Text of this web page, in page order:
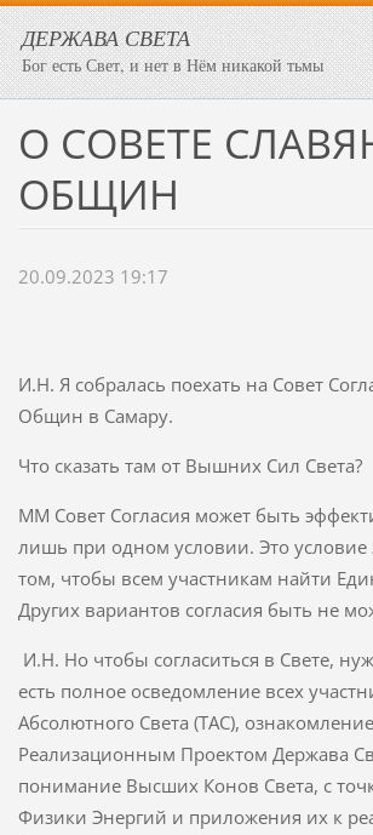
ДЕРЖАВА СВЕТА
Бог есть Свет, и нет в Нём никакой тьмы
О СОВЕТЕ
ОБЩИН
20.09.2023 19:17
И.Н. Я собралась поехать на Совет
Общин в Самару.
Что сказать там от Вышних Сил Света?
ММ Совет Согласия может быть
лишь при одном условии. Это условие
том, чтобы всем участникам найти
Других вариантов согласия быть не
И.Н. Но чтобы согласиться в Свете,
есть полное осведомление всех
Абсолютного Света (ТАС),
Реализационным Проектом Держава
понимание Высших Конов Света, с
Физики Энергий и приложения их к